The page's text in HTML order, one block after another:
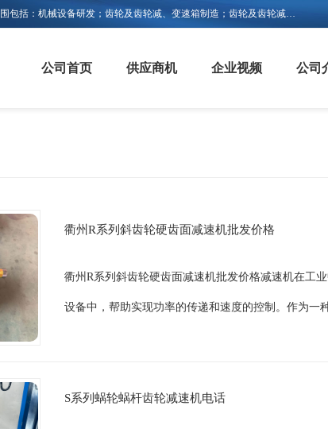
浙江新诚减速机科技有限公司成立于2006年，注册地位于浙江省平阳县。经营范围包括：机械设备研发；齿轮及齿轮减、变速箱制造；齿轮及齿轮减、变速箱销售；轴承、齿轮和传动部件制造；轴承、齿轮和传动部件销售；货物进出口；技术进出口等。
公司首页 供应商机 企业视频 公司
衢州R系列斜齿轮硬齿面减速机批发价格
衢州R系列斜齿轮硬齿面减速机批发价格减速机在工
设备中，帮助实现功率的传递和速度的控制。作为一
S系列蜗轮蜗杆齿轮减速机电话